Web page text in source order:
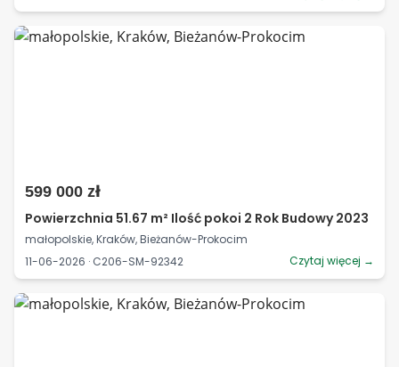
599 000 zł
Powierzchnia 51.67 m² Ilość pokoi 2 Rok Budowy 2023
małopolskie, Kraków, Bieżanów-Prokocim
11-06-2026 · C206-SM-92342
Czytaj więcej →